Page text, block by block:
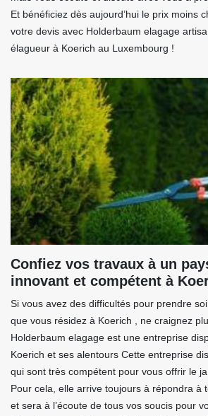
Et bénéficiez dès aujourd’hui le prix moins
votre devis avec Holderbaum elagage
élagueur à Koerich au Luxembourg !
Confiez vos travaux à un
innovant et compétent à
Si vous avez des difficultés pour prendre
que vous résidez à Koerich , ne craignez
Holderbaum elagage est une entreprise
Koerich et ses alentours Cette entreprise
qui sont très compétent pour vous offrir le
Pour cela, elle arrive toujours à répondra à
et sera à l’écoute de tous vos soucis pour